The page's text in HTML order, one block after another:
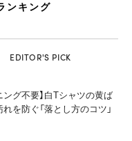
ンキング
EDITOR'S PICK
ング不要】白Tシャツの黄ば
れを防ぐ「落とし方のコツ」